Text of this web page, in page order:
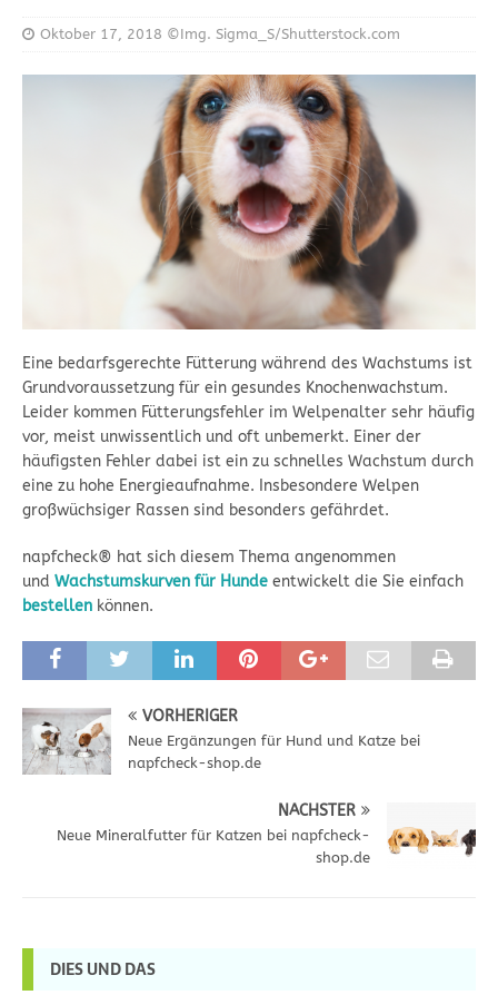
Oktober 17, 2018 ©Img. Sigma_S/Shutterstock.com
Eine bedarfsgerechte Fütterung während des Wachstums ist
Grundvoraussetzung für ein gesundes Knochenwachstum.
Leider kommen Fütterungsfehler im Welpenalter sehr häufig
vor, meist unwissentlich und oft unbemerkt. Einer der
häufigsten Fehler dabei ist ein zu schnelles Wachstum durch
eine zu hohe Energieaufnahme. Insbesondere Welpen
großwüchsiger Rassen sind besonders gefährdet.
napfcheck® hat sich diesem Thema angenommen
und Wachstumskurven für Hunde entwickelt die Sie einfach
bestellen können.
VORHERIGER
Neue Ergänzungen für Hund und Katze bei
napfcheck-shop.de
NÄCHSTER
Neue Mineralfutter für Katzen bei napfcheck-
shop.de
DIES UND DAS